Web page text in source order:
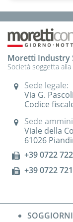
Moretti Industry
Società soggetta
Sede legale:
Via G.
Codice
Sede
Viale della
61026
+39 0722
+39 0722
SOGGIORNI